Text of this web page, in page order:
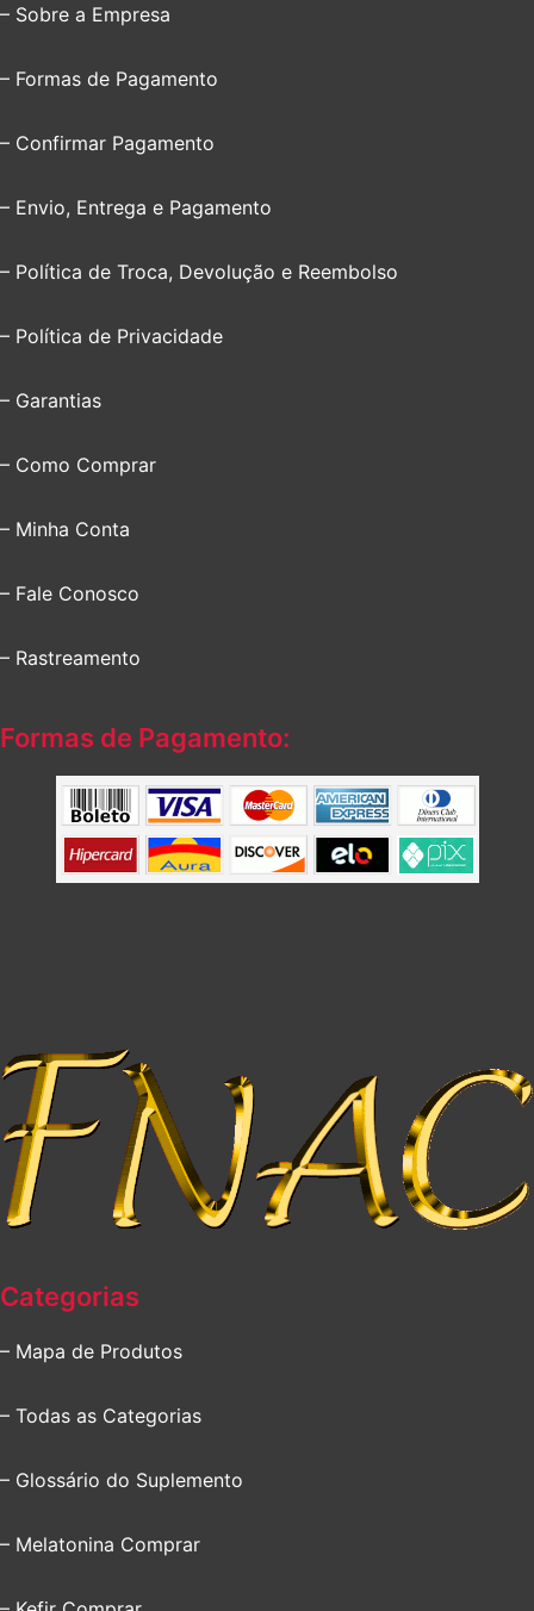
– Sobre a Empresa
– Formas de Pagamento
– Confirmar Pagamento
– Envio, Entrega e Pagamento
– Política de Troca, Devolução e Reembolso
– Política de Privacidade
– Garantias
– Como Comprar
– Minha Conta
– Fale Conosco
– Rastreamento
Formas de Pagamento:
Categorias
– Mapa de Produtos
– Todas as Categorias
– Glossário do Suplemento
– Melatonina Comprar